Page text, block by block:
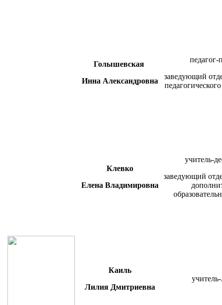
Голышевская
Инна Александровна
педагог-
заведующий
Клевко
Елена Владимировна
учитель-
заведующий
Каиль
Лилия Дмитриевна